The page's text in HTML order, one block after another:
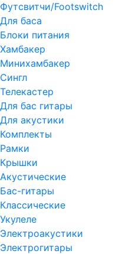
Футсвитчи/Footswitch
Для баса
Блоки питания
Хамбакер
Минихамбакер
Сингл
Телекастер
Для бас гитары
Для акустики
Комплекты
Рамки
Крышки
Акустические
Бас-гитары
Классические
Укулеле
Электроакустики
Электрогитары